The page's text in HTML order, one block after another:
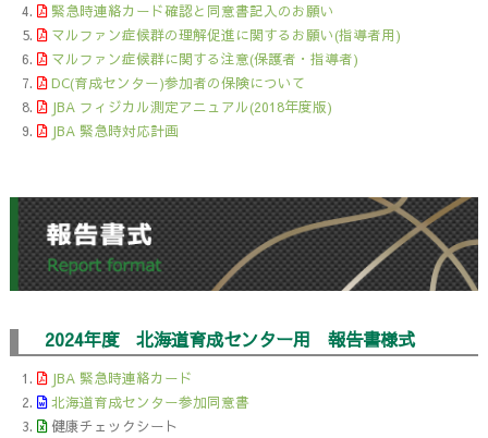
緊急時連絡カード確認と同意書記入のお願い
マルファン症候群の理解促進に関するお願い(指導者用)
マルファン症候群に関する注意(保護者・指導者)
DC(育成センター)参加者の保険について
JBA フィジカル測定アニュアル(2018年度版)
JBA 緊急時対応計画
2024年度 北海道育成センター用 報告書様式
JBA 緊急時連絡カード
北海道育成センター参加同意書
健康チェックシート